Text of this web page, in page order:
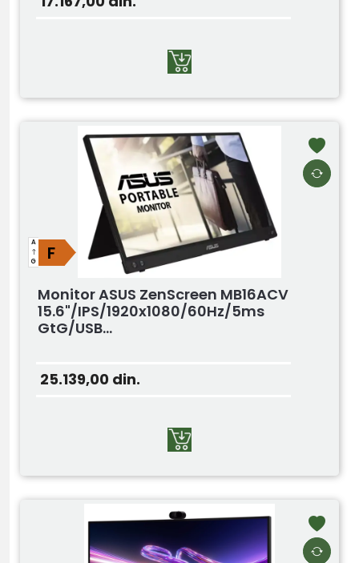
A
G F
Monitor ASUS ZenScreen MB16ACV
15.6"/IPS/1920x1080/60Hz/5ms
GtG/USB...
25.139,00 din.